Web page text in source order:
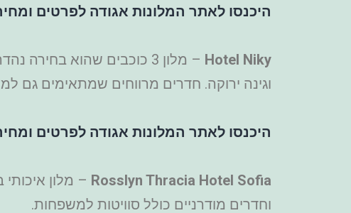
היכנסו לאתר המלונות אגודה לפרטים
Hotel Niky
– מלון 3 כוכבים שהוא
וגינה ירוקה. חדרים מרווחים שמתאימים גם
היכנסו לאתר המלונות אגודה לפרטים
Rosslyn Thracia Hotel Sofia
וחדרים מודרניים כולל סוויטות למשפחות.